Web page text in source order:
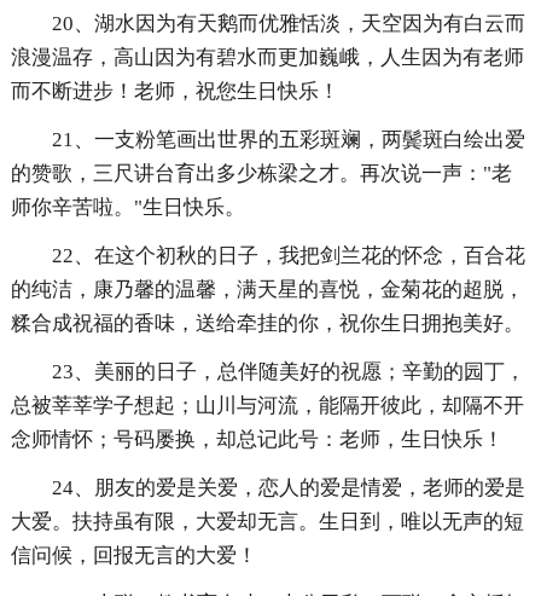
20、湖水因为有天鹅而优雅恬淡，天空因为有白云而
浪漫温存，高山因为有碧水而更加巍峨，人生因为有老师
而不断进步！老师，祝您生日快乐！
21、一支粉笔画出世界的五彩斑斓，两鬓斑白绘出爱
的赞歌，三尺讲台育出多少栋梁之才。再次说一声："老
师你辛苦啦。"生日快乐。
22、在这个初秋的日子，我把剑兰花的怀念，百合花
的纯洁，康乃馨的温馨，满天星的喜悦，金菊花的超脱，
糅合成祝福的香味，送给牵挂的你，祝你生日拥抱美好。
23、美丽的日子，总伴随美好的祝愿；辛勤的园丁，
总被莘莘学子想起；山川与河流，能隔开彼此，却隔不开
念师情怀；号码屡换，却总记此号：老师，生日快乐！
24、朋友的爱是关爱，恋人的爱是情爱，老师的爱是
大爱。扶持虽有限，大爱却无言。生日到，唯以无声的短
信问候，回报无言的大爱！